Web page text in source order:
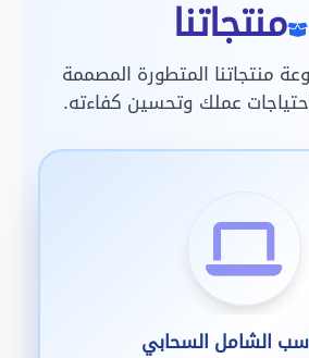
منتجاتنا
منتجاتنا المتطورة المصممة
عملك وتحسين كفاءته.
الشامل السحابي